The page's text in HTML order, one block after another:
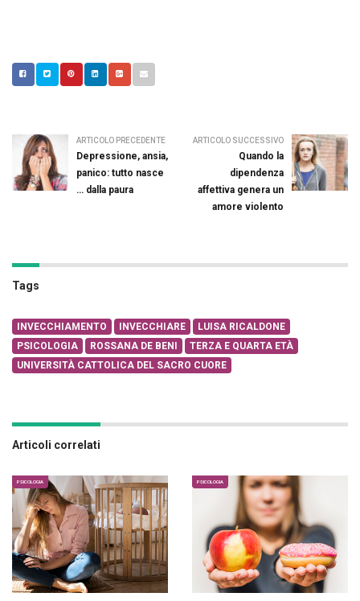
ARTICOLO PRECEDENTE
Depressione, ansia,
panico: tutto nasce
… dalla paura
ARTICOLO SUCCESSIVO
Quando la
dipendenza
affettiva genera un
amore violento
Tags
INVECCHIAMENTO INVECCHIARE
LUISA RICALDONE
PSICOLOGIA
ROSSANA DE BENI
TERZA E QUARTA ETÀ
UNIVERSITÀ CATTOLICA DEL SACRO CUORE
Articoli correlati
PSICOLOGIA PSICOLOGIA